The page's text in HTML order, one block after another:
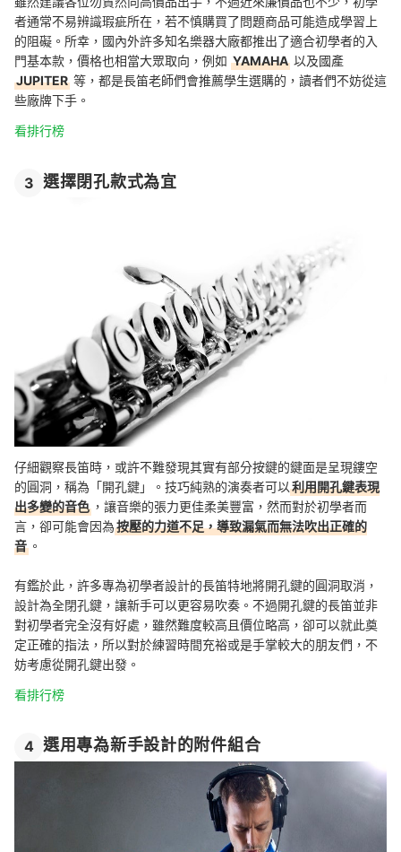
者通常不易辨識瑕疵所在，若不慎購買了問題商品可能造成學習上
的阻礙。所幸，國內外許多知名樂器大廠都推出了適合初學者的入
門基本款，價格也相當大眾取向，例如 YAMAHA 以及國產
JUPITER 等，都是長笛老師們會推薦學生選購的，讀者們不妨從這
些廠牌下手。
看排行榜
3 選擇閉孔款式為宜
仔細觀察長笛時，或許不難發現其實有部分按鍵的鍵面是呈現鏤空
的圓洞，稱為「開孔鍵」。技巧純熟的演奏者可以利用開孔鍵表現
出多變的音色 ，讓音樂的張力更佳柔美豐富，然而對於初學者而
言，卻可能會因為按壓的力道不足，導致漏氣而無法吹出正確的
音 。
有鑑於此，許多專為初學者設計的長笛特地將開孔鍵的圓洞取消，
設計為全閉孔鍵，讓新手可以更容易吹奏。不過開孔鍵的長笛並非
對初學者完全沒有好處，雖然難度較高且價位略高，卻可以就此奠
定正確的指法，所以對於練習時間充裕或是手掌較大的朋友們，不
妨考慮從開孔鍵出發。
看排行榜
4 選用專為新手設計的附件組合